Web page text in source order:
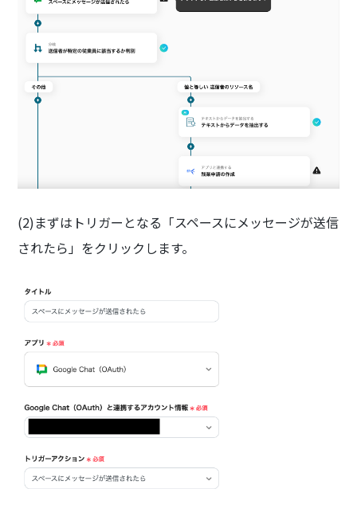
(2)まずはトリガーとなる「スペースにメッセージが送信
されたら」をクリックします。